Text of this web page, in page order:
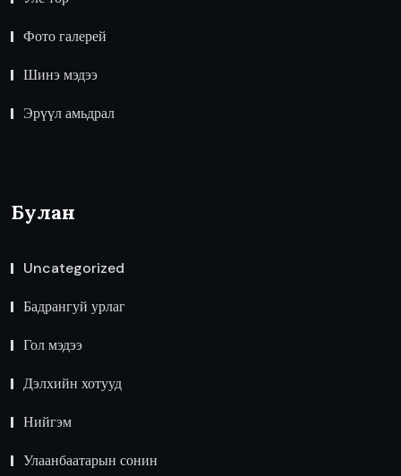
Фото галерей
Шинэ мэдээ
Эрүүл амьдрал
Булан
Uncategorized
Бадрангуй урлаг
Гол мэдээ
Дэлхийн хотууд
Нийгэм
Улаанбаатарын сонин